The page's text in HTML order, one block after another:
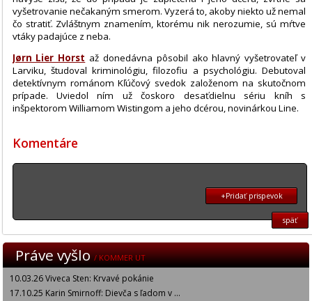
vyšetrovanie nečakaným smerom. Vyzerá to, akoby niekto už nemal
čo stratiť. Zvláštnym znamením, ktorému nik nerozumie, sú mŕtve
vtáky padajúce z neba.
Jørn Lier Horst až donedávna pôsobil ako hlavný vyšetrovateľ v
Larviku, študoval kriminológiu, filozofiu a psychológiu. Debutoval
detektívnym románom Kľúčový svedok založenom na skutočnom
prípade. Uviedol ním už čoskoro desaťdielnu sériu kníh s
inšpektorom Williamom Wistingom a jeho dcérou, novinárkou Line.
Komentáre
+Pridať prispevok
späť
Práve vyšlo/ KOMMER UT
10.03.26 Viveca Sten: Krvavé pokánie
17.10.25 Karin Smirnoff: Dievča s ľadom v ...